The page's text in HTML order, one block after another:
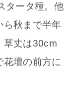
タータ種。他
ら秋まで半年
草丈は30cm
壇の前方に